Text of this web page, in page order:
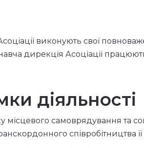
виконують свої
дирекція Асоціації
діяльності
місцевого самоврядування та
співробітництва її